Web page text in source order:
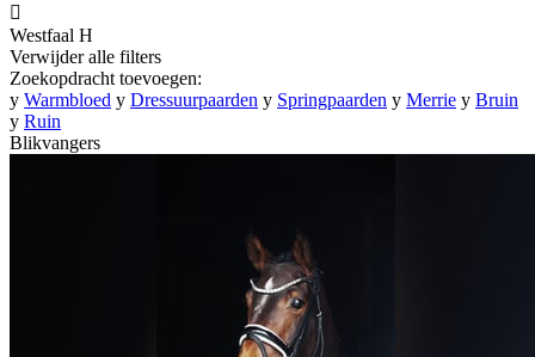

Westfaal H
Verwijder alle filters
Zoekopdracht toevoegen:
y Warmbloed y Dressuurpaarden y Springpaarden y Merrie y Bruin
y Ruin
Blikvangers